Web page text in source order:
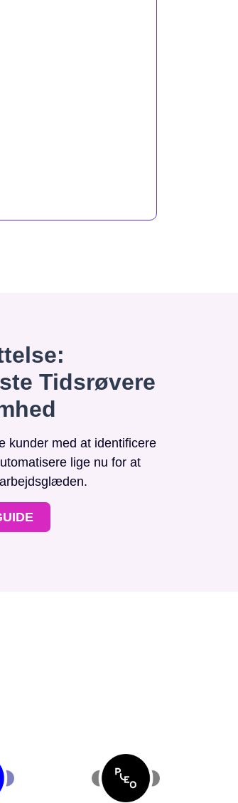
Tidsrøvere
kunder med at identificere
lige nu for at